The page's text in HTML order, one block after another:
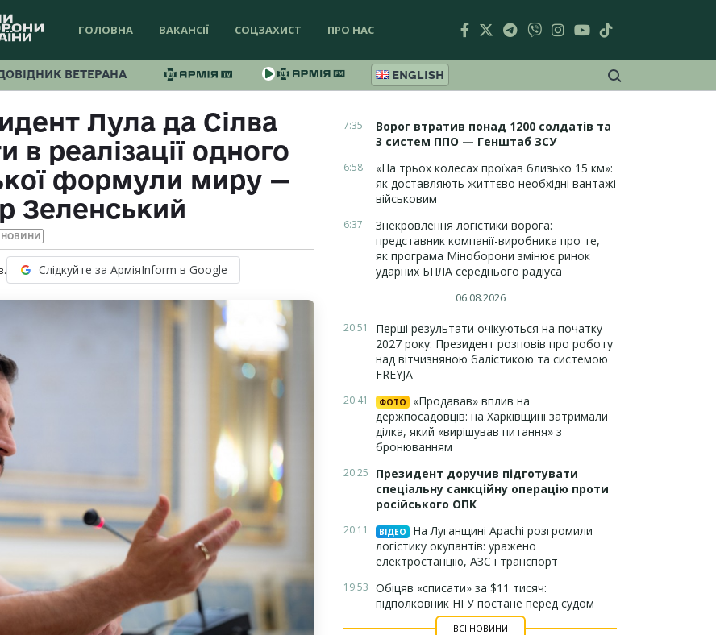
ГОЛОВНА ВАКАНСІЇ СОЦЗАХИСТ ПРО НАС
ВЕТЕРАНА ENGLISH
Лула да Сілва
реалізації одного
формули миру —
Зеленський
НОВИНИ
Слідкуйте за АрміяInform в Google
7:35
Ворог втратив понад 1200 солдатів та
3 систем ППО — Генштаб ЗСУ
6:58
«На трьох колесах проїхав близько 15 км»:
як доставляють життєво необхідні вантажі
військовим
6:37
Знекровлення логістики ворога:
представник компанії-виробника про те,
як програма Міноборони змінює ринок
ударних БПЛА середнього радіуса
06.08.2026
20:51
Перші результати очікуються на початку
2027 року: Президент розповів про роботу
над вітчизняною балістикою та системою
FREYJA
20:41 ФОТО
«Продавав» вплив на
держпосадовців: на Харківщині затримали
ділка, який «вирішував питання» з
бронюванням
20:25
Президент доручив підготувати
спеціальну санкційну операцію проти
російського ОПК
20:11 ВІДЕО
На Луганщині Apachi розгромили
логістику окупантів: уражено
електростанцію, АЗС і транспорт
19:53 Обіцяв «списати» за $11 тисяч:
підполковник НГУ постане перед судом
ВСІ НОВИНИ